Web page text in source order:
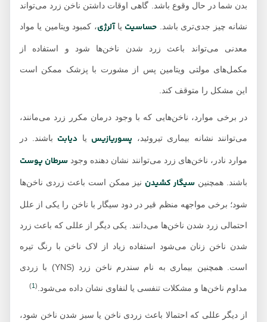
بدن شما در حال وقوع باشد. گاهی اوقات داشتن ناخن زرد می‌تواند
نشانه چیز جدی‌تری باشد.حساسیتیاآلرژی، کمبود ویتامین یا مواد
معدنی می‌تواند باعث زرد شدن ناخن‌ها شود و استفاده از
مکمل‌های مولتی ویتامین پس از مشورت با پزشک ممکن است
این مشکل را متوقف کند.
در برخی موارد، ناخن‌هایی که با وجود درمان مکرر زرد می‌مانند،
می‌توانند نشانه بیماری تیروئید،پسوریازیسیادیابتباشند. در
موارد نادر، ناخن‌های زرد می‌توانند نشان دهنده وجودسرطان پوست
باشند. همچنینسیگار کشیدننیز ممکن است باعث زردی ناخن‌ها
شود؛ برخی مواجهه منظم قیر در دود سیگار با ناخن را یکی از علل
احتمالی زرد شدن ناخن‌ها می‌دانند. یکی دیگر از عللی که باعث زرد
شدن ناخن زنان می‌شود استفاده زیاد از لاک ناخن با رنگ تیره
است. همچنین بیماری به نام سندرم ناخن زرد (YNS) با زردی
مداوم ناخن‌ها و مشکلات تنفسی یا لنفاوی نشان داده می‌شود. 1
از دیگر عللی که احتمالا باعث زردی ناخن یا سبز شدن ناخن شود،